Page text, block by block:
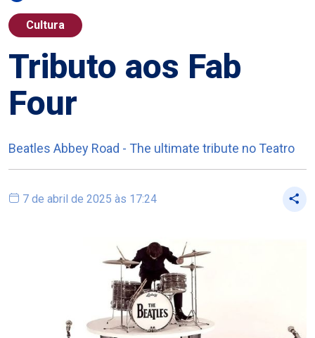
Cultura
Tributo aos Fab
Four
Beatles Abbey Road - The ultimate tribute no Teatro
7 de abril de 2025 às 17:24